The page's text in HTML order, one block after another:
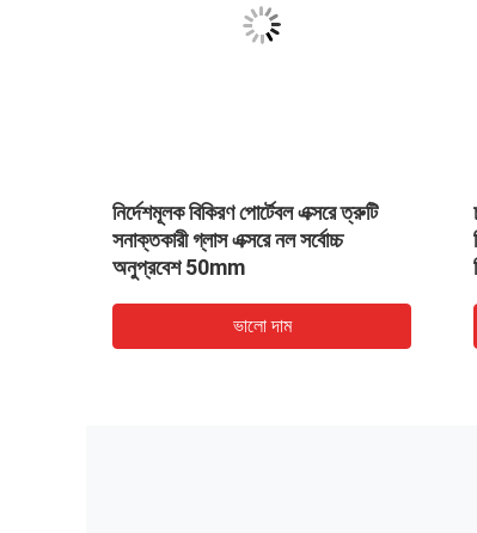
নির্দেশমূলক বিকিরণ পোর্টেবল এক্সরে ত্রুটি
সনাক্তকারী গ্লাস এক্সরে নল সর্বোচ্চ
অনুপ্রবেশ 50mm
ভালো দাম